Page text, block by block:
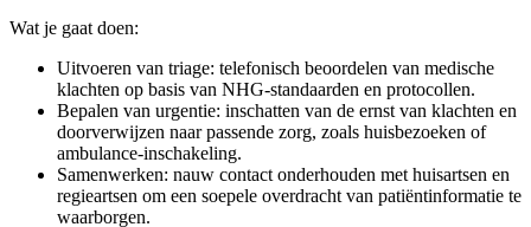
Wat je gaat doen:
Uitvoeren van triage: telefonisch beoordelen van medische
klachten op basis van NHG-standaarden en protocollen.
Bepalen van urgentie: inschatten van de ernst van klachten en
doorverwijzen naar passende zorg, zoals huisbezoeken of
ambulance-inschakeling.
Samenwerken: nauw contact onderhouden met huisartsen en
regieartsen om een soepele overdracht van patiëntinformatie te
waarborgen.